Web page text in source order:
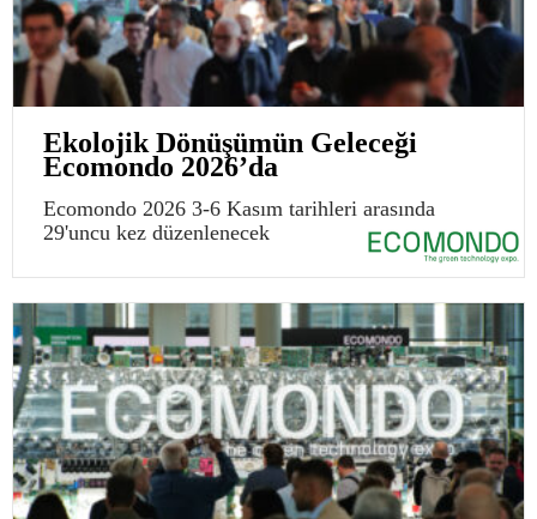
Ekolojik Dönüşümün Geleceği
Ecomondo 2026’da
Ecomondo 2026 3-6 Kasım tarihleri arasında
29'uncu kez düzenlenecek